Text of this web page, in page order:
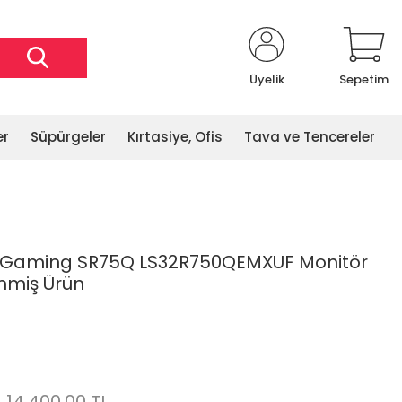
Üyelik Sepetim
Süpürgeler Kırtasiye, Ofis Tava ve Tencereler
SR75Q LS32R750QEMXUF Monitör
Ürün